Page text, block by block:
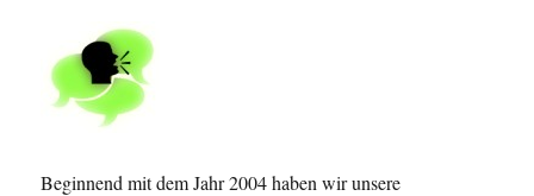
Beginnend mit dem Jahr 2004 haben wir unsere